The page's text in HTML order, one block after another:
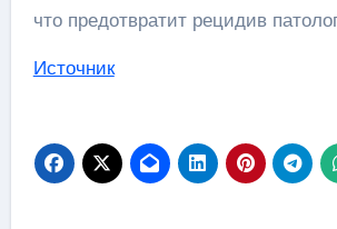
что предотвратит рецидив
Источник